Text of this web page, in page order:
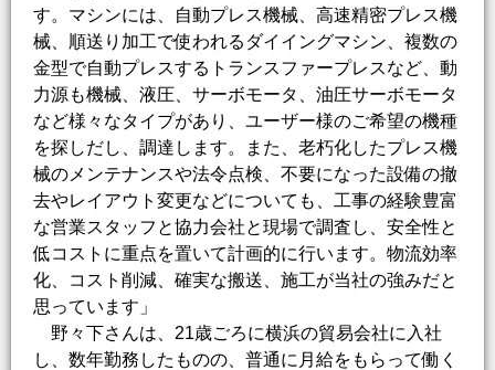
す。マシンには、自動プレス機械、高速精密プレス機
械、順送り加工で使われるダイイングマシン、複数の
金型で自動プレスするトランスファープレスなど、動
力源も機械、液圧、サーボモータ、油圧サーボモータ
など様々なタイプがあり、ユーザー様のご希望の機種
を探しだし、調達します。また、老朽化したプレス機
械のメンテナンスや法令点検、不要になった設備の撤
去やレイアウト変更などについても、工事の経験豊富
な営業スタッフと協力会社と現場で調査し、安全性と
低コストに重点を置いて計画的に行います。物流効率
化、コスト削減、確実な搬送、施工が当社の強みだと
思っています」
野々下さんは、21歳ごろに横浜の貿易会社に入社
し、数年勤務したものの、普通に月給をもらって働く